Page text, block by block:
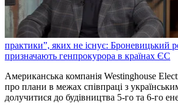
практики”, яких не існує: Броневицький
призначають генпрокурора в країнах ЄС
Американська компанія Westinghouse
про плани в межах співпраці з
долучитися до будівництва 5-го та 6-го